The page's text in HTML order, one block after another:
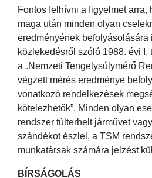
Fontos felhívni a figyelmet arra,
maga után minden olyan
eredményének befolyásolására
közlekedésről szóló 1988. évi I.
a „Nemzeti Tengelysúlymérő
végzett mérés eredménye
vonatkozó rendelkezések
kötelezhetők”. Minden olyan
rendszer túlterhelt járművet
szándékot észlel, a TSM
munkatársak számára jelzést
BÍRSÁGOLÁS